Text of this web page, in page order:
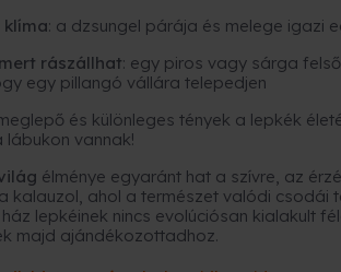
: a dzsungel párája és melege igazi
rászállhat: egy piros vagy sárga
egy pillangó vállára telepedjen
és különleges tények a lepkék
lábukon vannak!
élménye egyaránt hat a szívre, az
kalauzol, ahol a természet valódi csodái
lepkéinek nincs evolúciósan kialakult
majd ajándékozottadhoz.